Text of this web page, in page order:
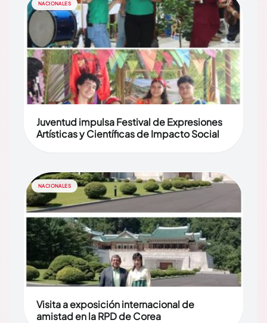
NACIONALES
Juventud impulsa Festival de Expresiones
Artísticas y Científicas de Impacto Social
NACIONALES
Visita a exposición internacional de
amistad en la RPD de Corea